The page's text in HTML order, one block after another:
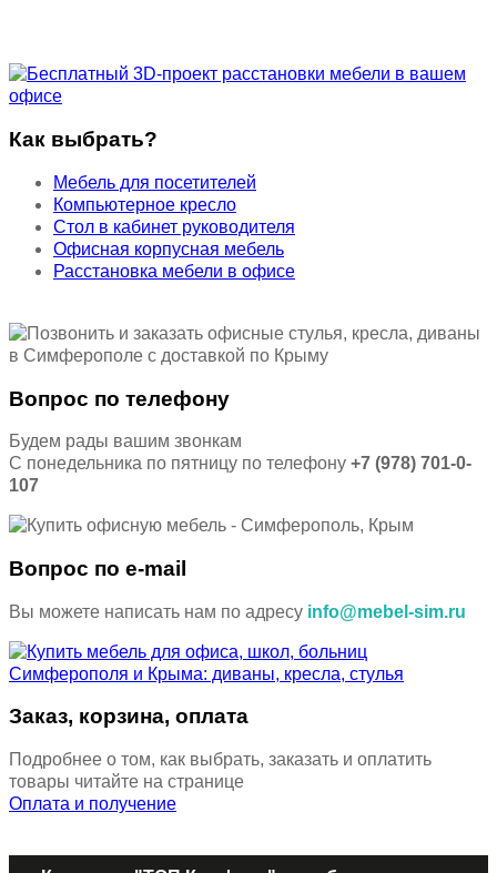
Как выбрать?
Мебель для посетителей
Компьютерное кресло
Стол в кабинет руководителя
Офисная корпусная мебель
Расстановка мебели в офисе
Вопрос по телефону
Будем рады вашим звонкам
С понедельника по пятницу по телефону +7 (978) 701-0-
107
Вопрос по e-mail
Вы можете написать нам по адресу info@mebel-sim.ru
Заказ, корзина, оплата
Подробнее о том, как выбрать, заказать и оплатить
товары читайте на странице
Оплата и получение